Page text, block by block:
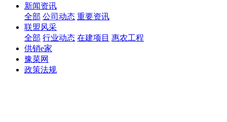
新闻资讯
全部 公司动态 重要资讯
联盟风采
全部 行业动态 在建项目 惠农工程
供销e家
豫菜网
政策法规